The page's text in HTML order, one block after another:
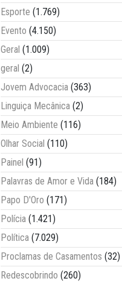
Esporte (1.769)
Evento (4.150)
Geral (1.009)
geral (2)
Jovem Advocacia (363)
Linguiça Mecânica (2)
Meio Ambiente (116)
Olhar Social (110)
Painel (91)
Palavras de Amor e Vida (184)
Papo D'Oro (171)
Polícia (1.421)
Política (7.029)
Proclamas de Casamentos (32)
Redescobrindo (260)